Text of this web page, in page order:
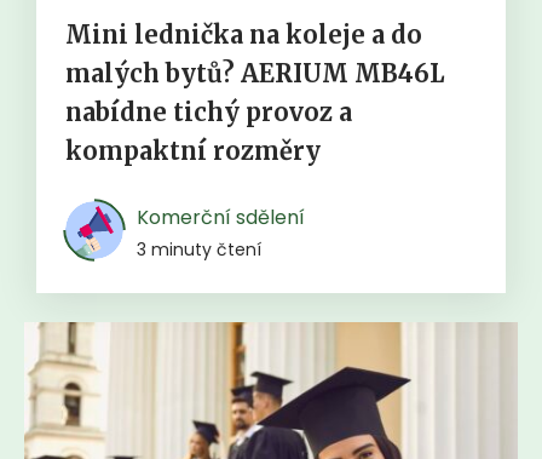
Mini lednička na koleje a do
malých bytů? AERIUM MB46L
nabídne tichý provoz a
kompaktní rozměry
Komerční sdělení
3 minuty čtení